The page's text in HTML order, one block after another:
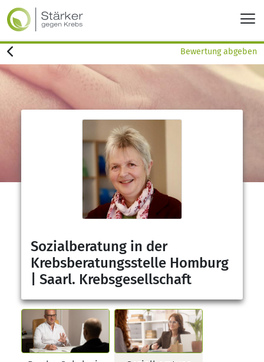
Bewertung abgeben
Sozialberatung in der
Krebsberatungsstelle Homburg
| Saarl. Krebsgesellschaft